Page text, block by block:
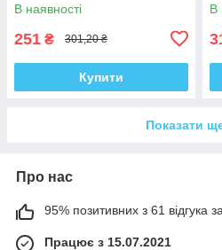
В наявності
251 ₴ 301,20 ₴
Купити
В
Показати
Про нас
95% позитивних з 61 відгука
Працює з 15.07.2021